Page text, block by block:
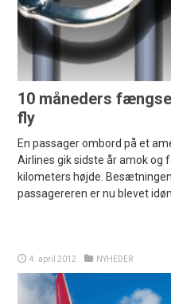
10 måneders
fly
En passager ombord på et
Airlines gik sidste år amok og
kilometers højde.
passagereren er nu blevet
4. april 2012 NYHEDER